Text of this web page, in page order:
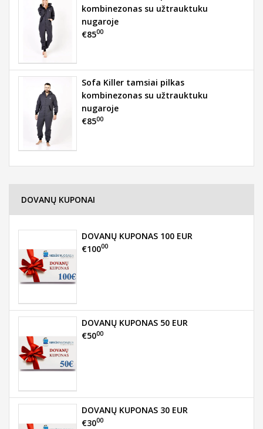
kombinezonas su užtrauktuku
nugaroje
€8500
Sofa Killer tamsiai pilkas
kombinezonas su užtrauktuku
nugaroje
€8500
DOVANŲ KUPONAI
DOVANŲ KUPONAS 100 EUR
€10000
DOVANŲ KUPONAS 50 EUR
€5000
DOVANŲ KUPONAS 30 EUR
€3000